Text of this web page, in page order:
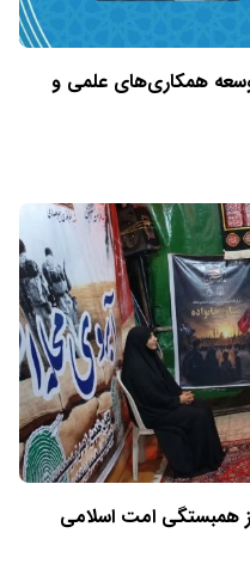
همکاری‌های علمی و
از همبستگی امت اسلامی